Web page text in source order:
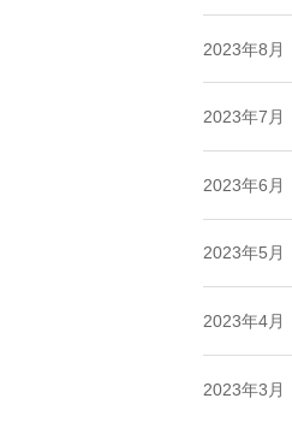
2023年8月
2023年7月
2023年6月
2023年5月
2023年4月
2023年3月